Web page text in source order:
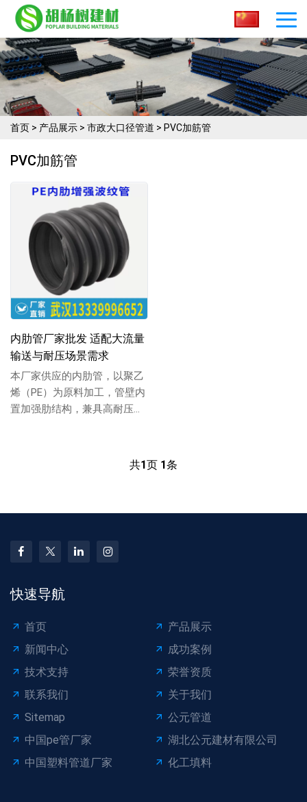
首页 > 产品展示 > 市政大口径管道 > PVC加筋管
PVC加筋管
内肋管厂家批发 适配大流量
输送与耐压场景需求
本厂家供应的内肋管，以聚乙
烯（PE）为原料加工，管壁内
置加强肋结构，兼具高耐压性
共1页 1条
快速导航
首页
产品展示
新闻中心
成功案例
技术支持
荣誉资质
联系我们
关于我们
Sitemap
公元管道
中国pe管厂家
湖北公元建材有限公司
中国塑料管道厂家
化工填料